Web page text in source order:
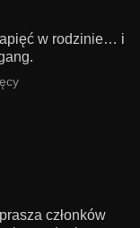
w rodzinie… i
członków